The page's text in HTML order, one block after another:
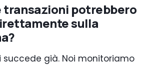
transazioni potrebbero
sulla
succede già. Noi monitoriamo